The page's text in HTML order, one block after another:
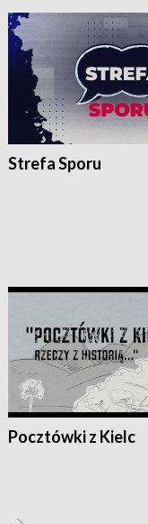
Strefa Sporu
Pocztówki z Kielc